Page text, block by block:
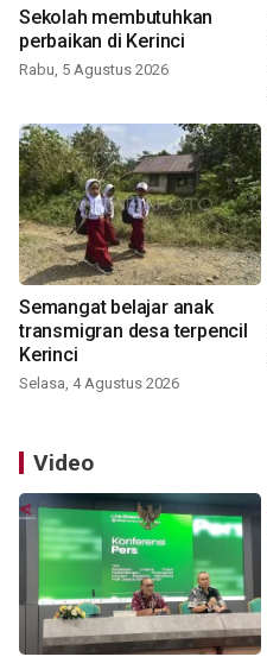
Sekolah membutuhkan
perbaikan di Kerinci
Rabu, 5 Agustus 2026
Semangat belajar anak
transmigran desa terpencil
Kerinci
Selasa, 4 Agustus 2026
Video